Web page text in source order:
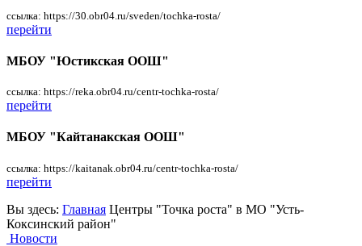
ссылка: https://30.obr04.ru/sveden/tochka-rosta/
перейти
МБОУ "Юстикская ООШ"
ссылка: https://reka.obr04.ru/centr-tochka-rosta/
перейти
МБОУ "Кайтанакская ООШ"
ссылка: https://kaitanak.obr04.ru/centr-tochka-rosta/
перейти
Вы здесь: Главная Центры "Точка роста" в МО "Усть-
Коксинский район"
Новости